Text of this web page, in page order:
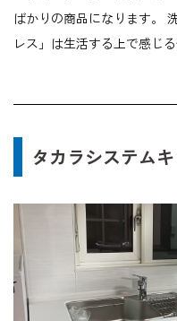
ばかりの商品になります。
レス」は生活する上で感じ
タカラシステム